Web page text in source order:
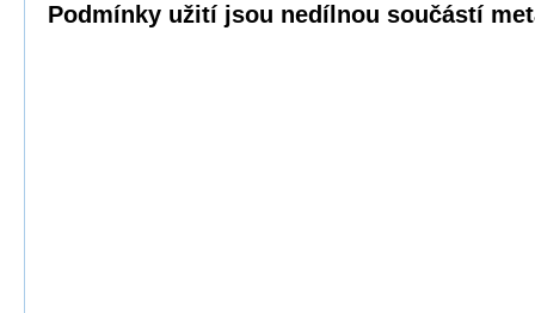
Podmínky užití jsou nedílnou součástí